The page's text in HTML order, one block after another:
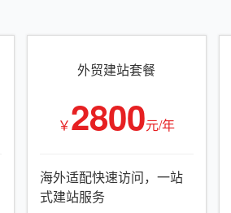
外贸建站套餐
￥2800元/年
海外适配快速访问，一站
式建站服务